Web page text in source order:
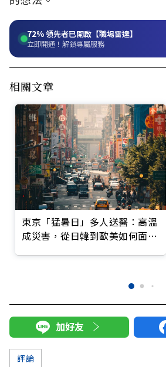
72%領先者已開啟【職場雷達】
立即開通！解鎖專屬服務
相關文章
東京「猛暑日」多人送醫：高溫
成災害，從日韓到歐美如何面
加好友
評論